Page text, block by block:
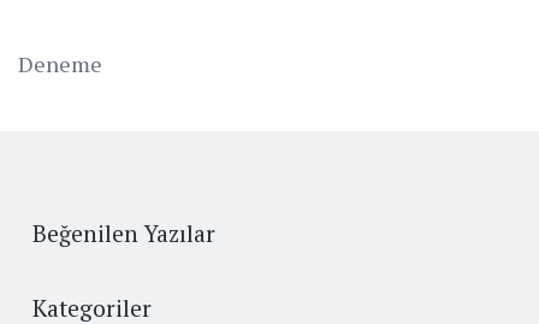
Deneme
Beğenilen Yazılar
Kategoriler